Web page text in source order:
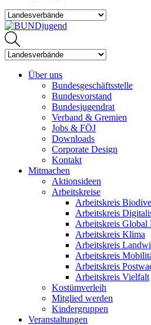
Über uns
Bundesgeschäftsstelle
Bundesvorstand
Bundesjugendrat
Verband & Gremien
Jobs & FÖJ
Downloads
Corporate Design
Kontakt
Mitmachen
Aktionsideen
Arbeitskreise
Arbeitskreis
Arbeitskreis
Arbeitskreis
Arbeitskreis Klima
Arbeitskreis
Arbeitskreis
Arbeitskreis
Arbeitskreis Vielfalt
Kostümverleih
Mitglied werden
Kindergruppen
Veranstaltungen